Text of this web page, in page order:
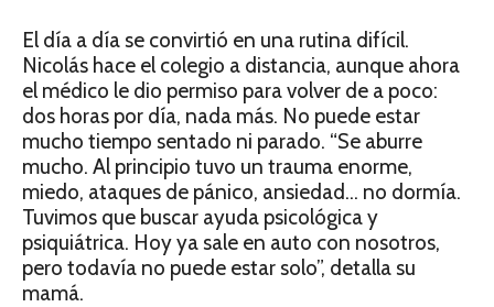
El día a día se convirtió en una rutina difícil.
Nicolás hace el colegio a distancia, aunque ahora
el médico le dio permiso para volver de a poco:
dos horas por día, nada más. No puede estar
mucho tiempo sentado ni parado. “Se aburre
mucho. Al principio tuvo un trauma enorme,
miedo, ataques de pánico, ansiedad… no dormía.
Tuvimos que buscar ayuda psicológica y
psiquiátrica. Hoy ya sale en auto con nosotros,
pero todavía no puede estar solo”, detalla su
mamá.